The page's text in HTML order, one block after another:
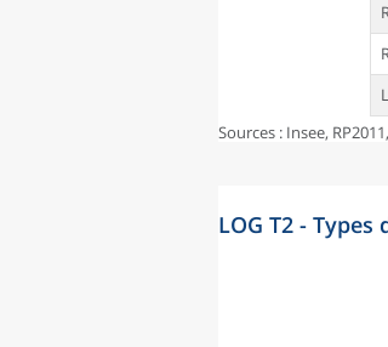
Sources : Insee,
LOG T2 - Types